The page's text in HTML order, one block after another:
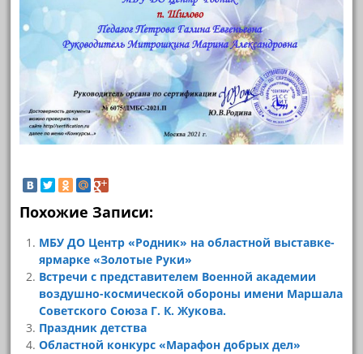
Похожие Записи:
МБУ ДО Центр «Родник» на областной выставке-
ярмарке «Золотые Руки»
Встречи с представителем Военной академии
воздушно-космической обороны имени Маршала
Советского Союза Г. К. Жукова.
Праздник детства
Областной конкурс «Марафон добрых дел»